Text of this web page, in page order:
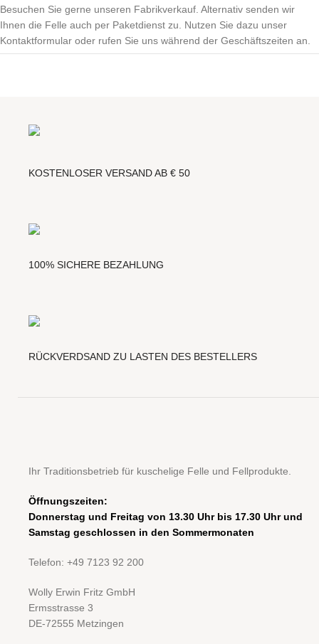
Besuchen Sie gerne unseren Fabrikverkauf. Alternativ senden wir
Ihnen die Felle auch per Paketdienst zu. Nutzen Sie dazu unser
Kontaktformular oder rufen Sie uns während der Geschäftszeiten an.
KOSTENLOSER VERSAND AB € 50
100% SICHERE BEZAHLUNG
RÜCKVERDSAND ZU LASTEN DES BESTELLERS
Ihr Traditionsbetrieb für kuschelige Felle und Fellprodukte.
Öffnungszeiten:
Donnerstag und Freitag von 13.30 Uhr bis 17.30 Uhr und
Samstag geschlossen in den Sommermonaten
Telefon: +49 7123 92 200
Wolly Erwin Fritz GmbH
Ermsstrasse 3
DE-72555 Metzingen